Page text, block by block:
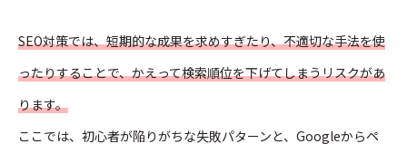
SEO対策では、短期的な成果を求めすぎたり、不適切な手法を使
ったりすることで、かえって検索順位を下げてしまうリスクがあ
ります。
ここでは、初心者が陥りがちな失敗パターンと、Googleからペ